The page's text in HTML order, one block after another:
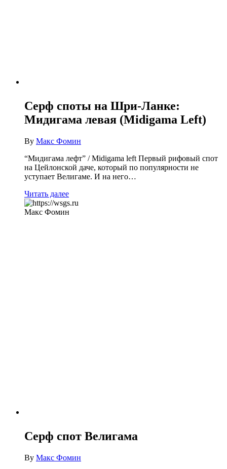
Серф споты на Шри-Ланке:
Мидигама левая (Midigama Left)
By Макс Фомин
“Мидигама лефт” / Midigama left Первый рифовый спот
на Цейлонской даче, который по популярности не
уступает Велигаме. И на него…
Читать далее
Макс Фомин
Серф спот Велигама
By Макс Фомин